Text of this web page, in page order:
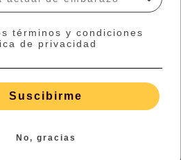
reserved
términos y condiciones
de privacidad
Suscibirme
No, gracias